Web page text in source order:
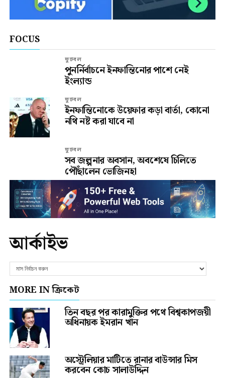
FOCUS
ফুটবল
পুনর্নির্বাচনে ইনফান্তিনোর পাশে নেই
ইংল্যান্ড
ফুটবল
ইনফান্তিনোকে উয়েফার কড়া বার্তা, কোনো
নথি নষ্ট করা যাবে না
ফুটবল
সব জল্পনার অবসান, অবশেষে চিলিতে
পৌঁছালেন ভোজিনহা
আর্কাইভ
MORE IN ক্রিকেট
তিন বছর পর কারামুক্তির পথে বিশ্বকাপজয়ী
অধিনায়ক ইমরান খান
অস্ট্রেলিয়ার মাটিতে রানার বাউন্সার মিস
করবেন কোচ সালাউদ্দিন